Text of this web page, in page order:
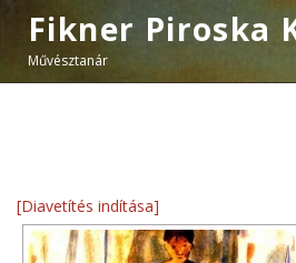
Fikner Piroska
Művésztanár
[Diavetítés indítása]